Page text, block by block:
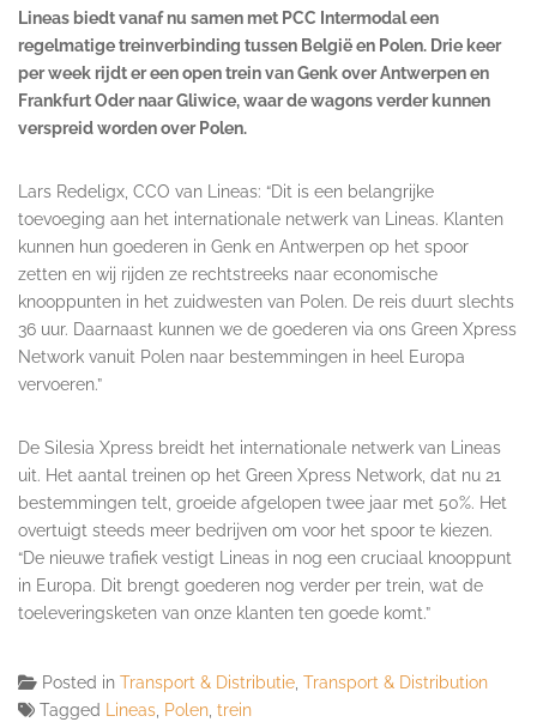
Lineas biedt vanaf nu samen met PCC Intermodal een
regelmatige treinverbinding tussen België en Polen. Drie keer
per week rijdt er een open trein van Genk over Antwerpen en
Frankfurt Oder naar Gliwice, waar de wagons verder kunnen
verspreid worden over Polen.
Lars Redeligx, CCO van Lineas: “Dit is een belangrijke
toevoeging aan het internationale netwerk van Lineas. Klanten
kunnen hun goederen in Genk en Antwerpen op het spoor
zetten en wij rijden ze rechtstreeks naar economische
knooppunten in het zuidwesten van Polen. De reis duurt slechts
36 uur. Daarnaast kunnen we de goederen via ons Green Xpress
Network vanuit Polen naar bestemmingen in heel Europa
vervoeren.”
De Silesia Xpress breidt het internationale netwerk van Lineas
uit. Het aantal treinen op het Green Xpress Network, dat nu 21
bestemmingen telt, groeide afgelopen twee jaar met 50%. Het
overtuigt steeds meer bedrijven om voor het spoor te kiezen.
“De nieuwe trafiek vestigt Lineas in nog een cruciaal knooppunt
in Europa. Dit brengt goederen nog verder per trein, wat de
toeleveringsketen van onze klanten ten goede komt.”
Posted in Transport & Distributie Transport & Distribution
Tagged
Lineas Polen trein